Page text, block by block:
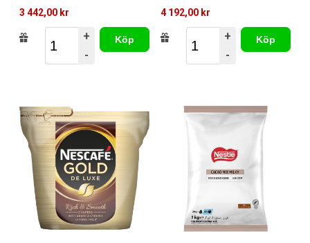
3 442,00 kr
+
-
Köp
4 192,00 kr
+
-
Köp